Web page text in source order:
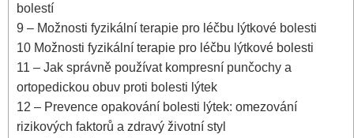
bolestí
9 – ‍Možnosti fyzikální terapie pro léčbu lýtkové bolesti
10 Možnosti fyzikální terapie pro léčbu lýtkové bolesti
11 – Jak správně používat ​kompresní punčochy a
ortopedickou⁢ obuv proti bolesti lýtek
12 – Prevence opakování bolesti lýtek: omezování
‌rizikových faktorů ‌a zdravý ⁣životní styl